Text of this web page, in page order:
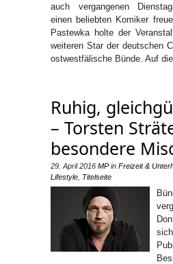
auch vergangenen
einen beliebten Komiker
Pastewka holte der
weiteren Star der deutschen
ostwestfälische Bünde. Auf
Ruhig,
– Torsten
besondere
29. April 2016 MPin Freizeit &
Lifestyle Titelseite